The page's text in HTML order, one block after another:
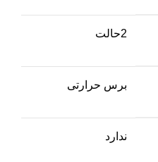
2حالت
برس حرارتی
ندارد